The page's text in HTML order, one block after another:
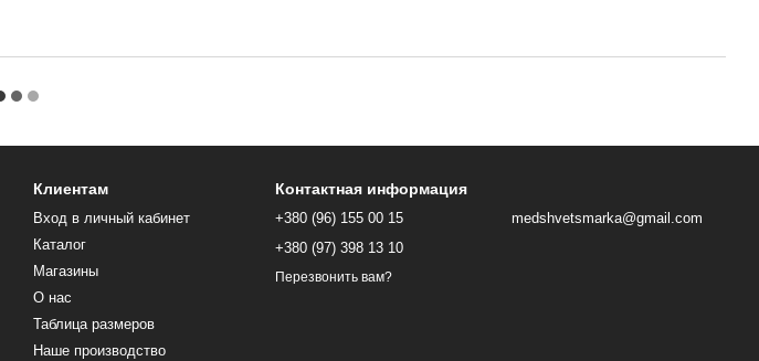
Клиентам
Вход в личный кабинет
Каталог
Магазины
О нас
Таблица размеров
Наше производство
Контактная информация
+380 (96) 155 00 15
+380 (97) 398 13 10
Перезвонить вам?
medshvetsmarka@gmail.com